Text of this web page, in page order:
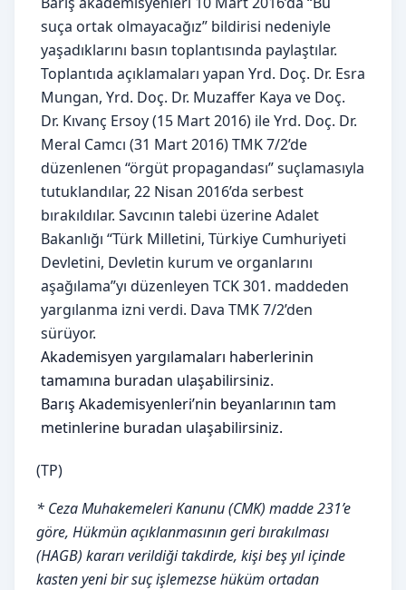
suça ortak olmayacağız” bildirisi nedeniyle
yaşadıklarını basın toplantısında paylaştılar.
Toplantıda açıklamaları yapan Yrd. Doç. Dr. Esra
Mungan, Yrd. Doç. Dr. Muzaffer Kaya ve Doç.
Dr. Kıvanç Ersoy (15 Mart 2016) ile Yrd. Doç. Dr.
Meral Camcı (31 Mart 2016) TMK 7/2’de
düzenlenen “örgüt propagandası” suçlamasıyla
tutuklandılar, 22 Nisan 2016’da serbest
bırakıldılar. Savcının talebi üzerine Adalet
Bakanlığı “Türk Milletini, Türkiye Cumhuriyeti
Devletini, Devletin kurum ve organlarını
aşağılama”yı düzenleyen TCK 301. maddeden
yargılanma izni verdi. Dava TMK 7/2’den
sürüyor.
Akademisyen yargılamaları haberlerinin
tamamına buradan ulaşabilirsiniz.
Barış Akademisyenleri’nin beyanlarının tam
metinlerine buradan ulaşabilirsiniz.
(TP)
* Ceza Muhakemeleri Kanunu (CMK) madde 231’e
göre, Hükmün açıklanmasının geri bırakılması
(HAGB) kararı verildiği takdirde, kişi beş yıl içinde
kasten yeni bir suç işlemezse hüküm ortadan